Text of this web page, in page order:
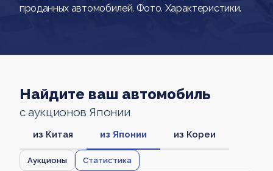
проданных автомобилей. Фото. Характеристики.
Найдите ваш автомобиль
с аукционов Японии
из Китая из Японии из Кореи
Аукционы Статистика